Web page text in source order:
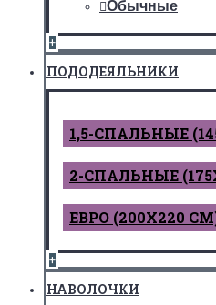
Обычные
+
ПОДОДЕЯЛЬНИКИ
1,5-СПАЛЬНЫЕ
2-СПАЛЬНЫЕ
ЕВРО (200Х220
+
НАВОЛОЧКИ